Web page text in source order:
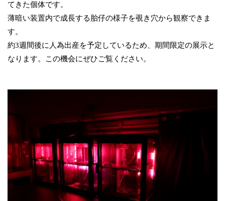
てきた個体です。
薄暗い装置内で成長する胎仔の様子を覗き穴から観察できま
す。
約3週間後に人為出産を予定しているため、期間限定の展示と
なります。この機会にぜひご覧ください。